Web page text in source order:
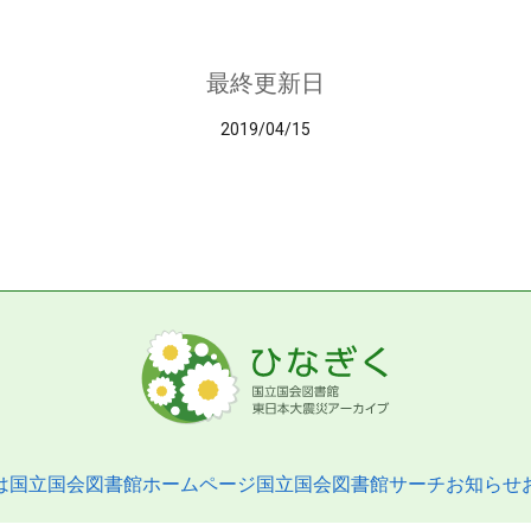
最終更新日
2019/04/15
国立国会図書館ホームページ国立国会図書館サーチお知らせ